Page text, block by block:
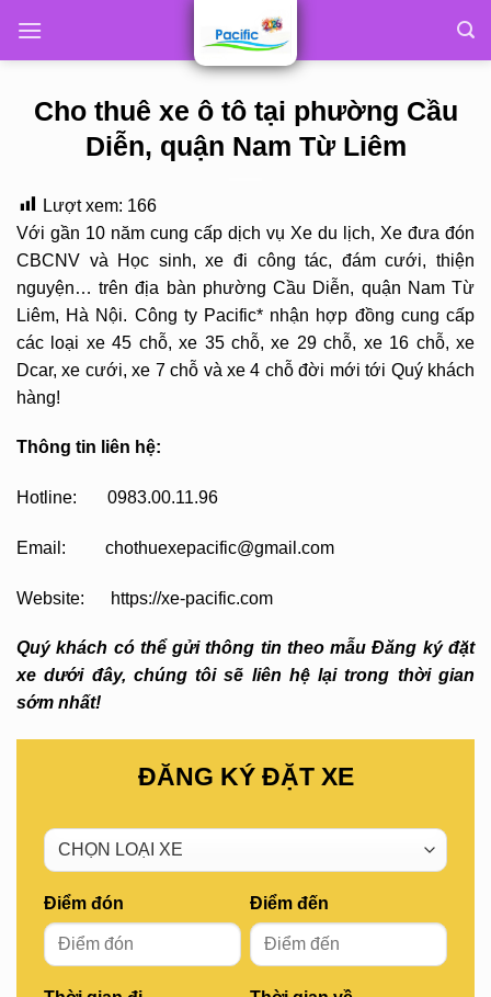
Cho thuê xe ô tô tại phường Cầu
Diễn, quận Nam Từ Liêm
Lượt xem: 166
Với gần 10 năm cung cấp dịch vụ Xe du lịch, Xe đưa đón
CBCNV và Học sinh, xe đi công tác, đám cưới, thiện
nguyện… trên địa bàn phường Cầu Diễn, quận Nam Từ
Liêm, Hà Nội. Công ty Pacific* nhận hợp đồng cung cấp
các loại xe 45 chỗ, xe 35 chỗ, xe 29 chỗ, xe 16 chỗ, xe
Dcar, xe cưới, xe 7 chỗ và xe 4 chỗ đời mới tới Quý khách
hàng!
Thông tin liên hệ:
Hotline: 0983.00.11.96
Email: chothuexepacific@gmail.com
Website: https://xe-pacific.com
Quý khách có thể gửi thông tin theo mẫu Đăng ký đặt
xe dưới đây, chúng tôi sẽ liên hệ lại trong thời gian
sớm nhất!
ĐĂNG KÝ ĐẶT XE
Điểm đón Điểm đến